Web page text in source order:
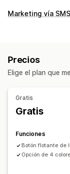
Mensajería en
Color y fuente
Mensajes de
Marketing vía SMS
Precios
Elige el plan que
Gratis
Gratis
Funciones
Botón flotante de
Opción de 4